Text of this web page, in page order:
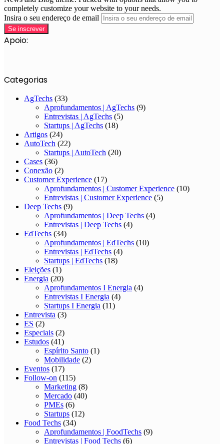
completely customize your website to your needs.
Insira o seu endereço de email
Apoio:
Categorias
AgTechs (33)
Aprofundamentos | AgTechs (9)
Entrevistas | AgTechs (5)
Startups | AgTechs (18)
Artigos (24)
AutoTech (22)
Startups | AutoTech (20)
Cases (36)
Conexão (2)
Customer Experience (17)
Aprofundamentos | Customer Experience (10)
Entrevistas | Customer Experience (5)
Deep Techs (9)
Aprofundamentos | Deep Techs (4)
Entrevistas | Deep Techs (4)
EdTechs (34)
Aprofundamentos | EdTechs (10)
Entrevistas | EdTechs (4)
Startups | EdTechs (18)
Eleições (1)
Energia (20)
Aprofundamentos I Energia (4)
Entrevistas I Energia (4)
Startups I Energia (11)
Entrevista (3)
ES (2)
Especiais (2)
Estudos (41)
Espírito Santo (1)
Mobilidade (2)
Eventos (17)
Follow-on (115)
Marketing (8)
Mercado (40)
PMEs (6)
Startups (12)
Food Techs (34)
Aprofundamentos | FoodTechs (9)
Entrevistas | Food Techs (6)